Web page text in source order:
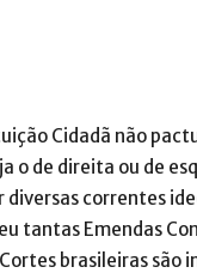
Cidadã não
o de direita ou de
correntes
tantas Emendas
brasileiras são